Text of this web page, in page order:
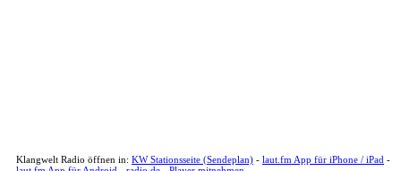
Klangwelt Radio öffnen in: KW Stationsseite (Sendeplan) - laut.fm App für iPhone / iPad -